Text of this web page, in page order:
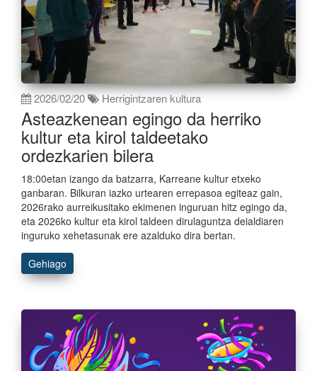
2026/02/20 Herrigintzaren kultura
Asteazkenean egingo da herriko
kultur eta kirol taldeetako
ordezkarien bilera
18:00etan izango da batzarra, Karreane kultur etxeko
ganbaran. Bilkuran iazko urtearen errepasoa egiteaz gain,
2026rako aurreikusitako ekimenen inguruan hitz egingo da,
eta 2026ko kultur eta kirol taldeen dirulaguntza deialdiaren
inguruko xehetasunak ere azalduko dira bertan.
Gehiago